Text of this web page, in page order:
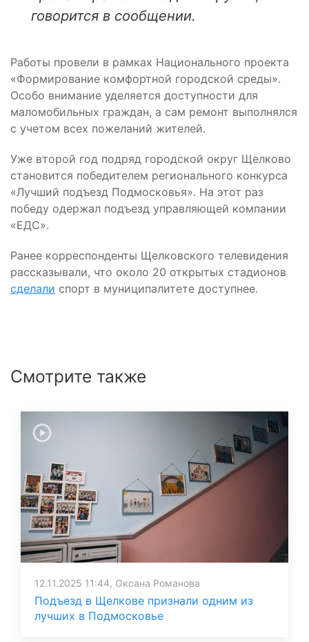
говорится в сообщении.
Работы провели в рамках Национального проекта
«Формирование комфортной городской среды».
Особо внимание уделяется доступности для
маломобильных граждан, а сам ремонт выполнялся
с учетом всех пожеланий жителей.
Уже второй год подряд городской округ Щелково
становится победителем регионального конкурса
«Лучший подъезд Подмосковья». На этот раз
победу одержал подъезд управляющей компании
«ЕДС».
Ранее корреспонденты Щелковского телевидения
рассказывали, что около 20 открытых стадионов
сделали спорт в муниципалитете доступнее.
Смотрите также
12.11.2025 11:44, Оксана Романова
Подъезд в Щелкове признали одним из
лучших в Подмосковье